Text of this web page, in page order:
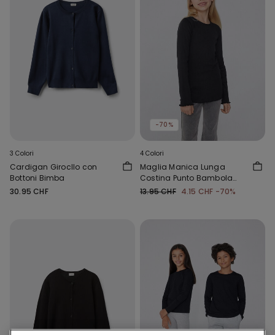
3 Colori
Cardigan Girocllo con
Bottoni Bimba
30.95 CHF
-70%
4 Colori
Maglia Manica Lunga
Costina Punto Bambola
Girocollo Bimba
13.95 CHF 4.15 CHF -70%